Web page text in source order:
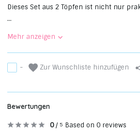
Dieses Set aus 2 Töpfen ist nicht nur
...
Mehr anzeigen
- Zur Wunschliste hinzufügen
Bewertungen
0/ 5 Based on 0 reviews